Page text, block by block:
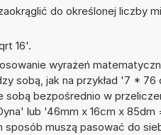
do określonej liczby
16'.
wyrażeń
sobą, jak na przykład '7 * 76
sobą bezpośrednio w
lub '46mm x 16cm x
sposób muszą pasować do